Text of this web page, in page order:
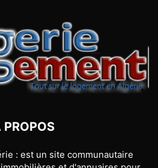
PROPOS
: est un site communautaire